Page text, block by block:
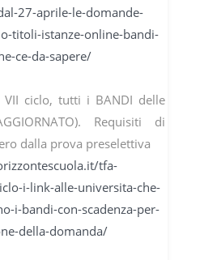
27-aprile-le-domande-
titoli-istanze-online-bandi-
ce-da-sapere/
VII ciclo, tutti i BANDI delle
Requisiti di
dalla prova preselettiva
tfa-
i-link-alle-universita-che-
i-bandi-con-scadenza-per-
della-domanda/